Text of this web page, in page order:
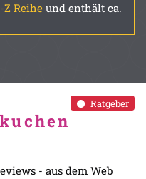
Z Reihe und enthält ca.
Ratgeber
- aus dem Web